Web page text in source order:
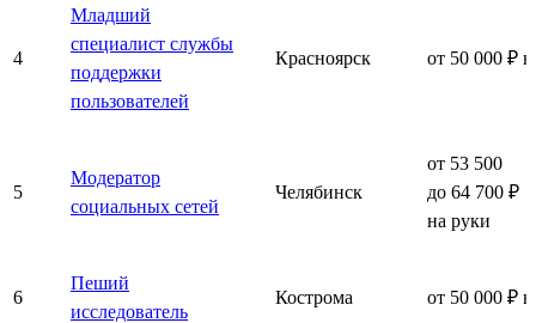
4
Младший
специалист службы
поддержки
пользователей
Красноярск от 50 000 ₽
5
Модератор
социальных сетей
Челябинск
от 53 500
до 64 700 ₽
на руки
6
Пеший
исследователь
Кострома от 50 000 ₽